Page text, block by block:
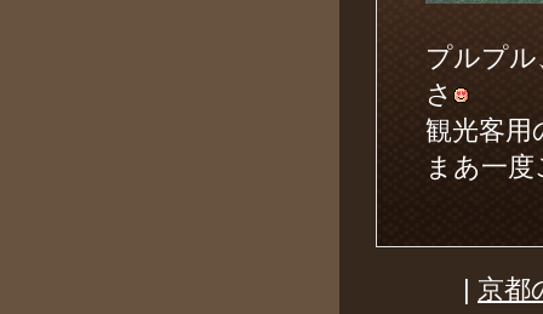
プルプ
さ
観光客用
まあ一
| 京都